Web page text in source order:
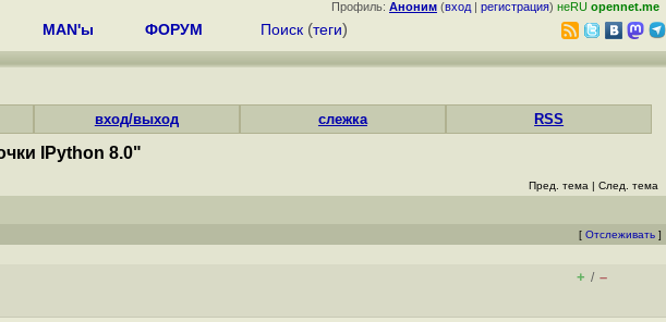
Профиль: Аноним (вход | регистрация) неRU opennet.me
MAN'ы ФОРУМ Поиск (теги)
вход/выход слежка RSS
IPython 8.0"
Пред. тема | След. тема
[ Отслеживать ]
+ / –